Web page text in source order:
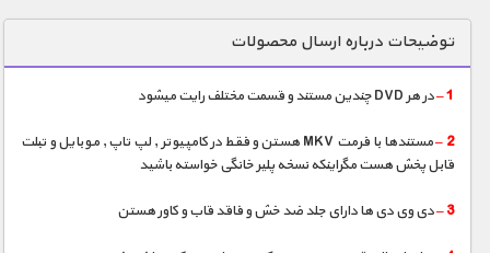
دنیای خوراکی ها
زمین شناسی / محیط زیست
سازه/ معماری/ مهندسی
سرگرمی
طبیعت
توضیحات درباره ارسال محصولات
1 – در هر DVD چندین مستند و قسمت مختلف رایت میشود
2 –
مستندها با فرمت MKV هستن و فقط در کامپیوتر , لپ تاپ , موبایل و تبلت
قابل پخش هست مگراینکه نسخه پلیر خانگی خواسته باشید
3 – دی وی دی ها دارای جلد ضد خش و فاقد قاب و کاور هستن